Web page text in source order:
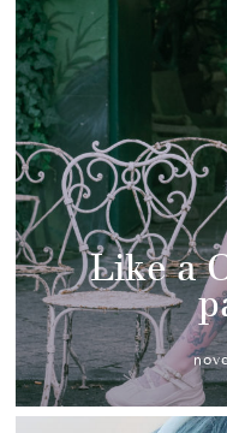
Like a